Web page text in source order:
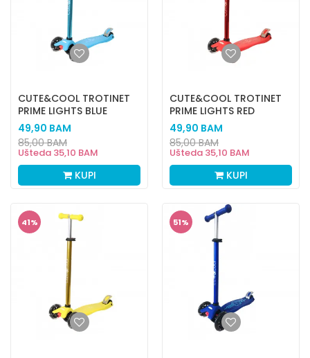
CUTE&COOL TROTINET
PRIME LIGHTS BLUE
49,90 BAM
Ušteda 35,10 BAM
85,00BAM
KUPI
CUTE&COOL TROTINET
PRIME LIGHTS RED
49,90 BAM
Ušteda 35,10 BAM
85,00BAM
KUPI
41% 51%